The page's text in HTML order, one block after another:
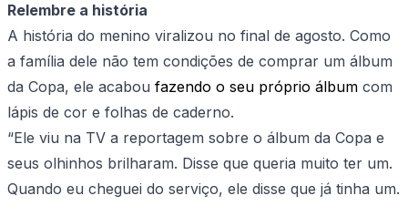
Relembre a história
A história do menino viralizou no final de agosto. Como
a família dele não tem condições de comprar um álbum
da Copa, ele acabou fazendo o seu próprio álbum com
lápis de cor e folhas de caderno.
“Ele viu na TV a reportagem sobre o álbum da Copa e
seus olhinhos brilharam. Disse que queria muito ter um.
Quando eu cheguei do serviço, ele disse que já tinha um.